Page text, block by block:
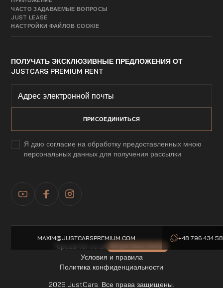
ЧАСТО ЗАДАВАЕМЫЕ ВОПРОСЫ
JUST LEASE
НАСТРОЙКИ ФАЙЛОВ COOKIE
ПОЛУЧАТЬ ЭКСКЛЮЗИВНЫЕ ПРЕДЛОЖЕНИЯ ОТ
JUSTCARS PREMIUM RENT
Я даю согласие на обработку предоставленных мною
персональных данных для получения рассылки.
MAXIM@JUSTCARSPREMIUM.COM +48 796 434
Политика конфиденциальности
Условия и правила
Topczarter.co.uk
2026 JustCars. Все права защищены.